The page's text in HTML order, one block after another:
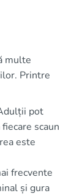
multe
Printre
pot
scaun
este
frecvente
și gura